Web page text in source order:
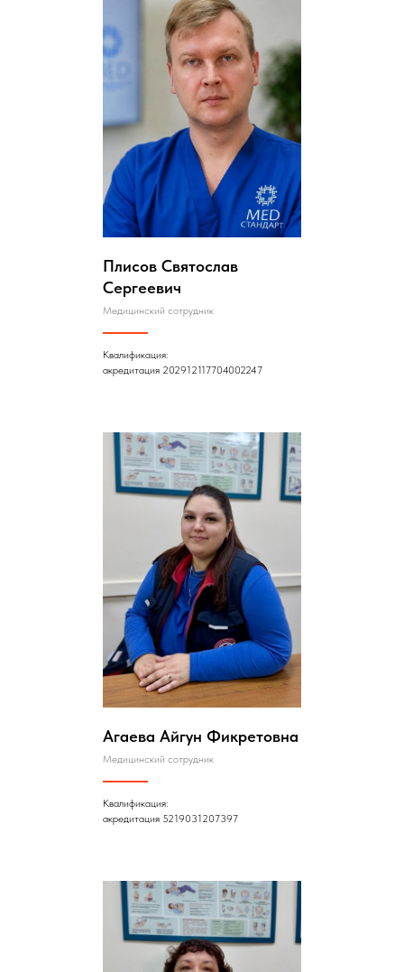
Плисов Святослав
Сергеевич
Медицинский сотрудник
Квалификация:
акредитация 202912117704002247
Агаева Айгун Фикретовна
Медицинский сотрудник
Квалификация:
акредитация 5219031207397